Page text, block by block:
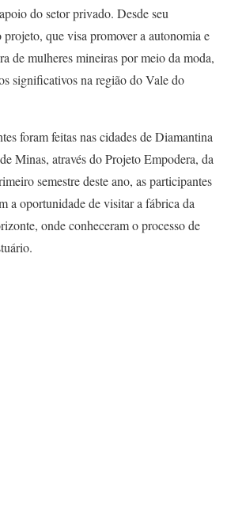
do setor privado. Desde seu
que visa promover a autonomia e
de mulheres mineiras por meio da moda,
significativos na região do Vale do
foram feitas nas cidades de Diamantina
Minas, através do Projeto Empodera, da
semestre deste ano, as participantes
a oportunidade de visitar a fábrica da
onde conheceram o processo de